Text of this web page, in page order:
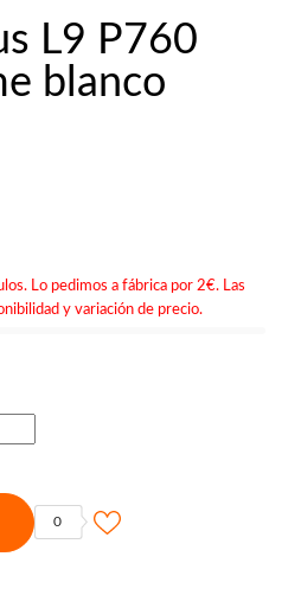
L9 P760
blanco
Lo pedimos a fábrica por 2€. Las
y variación de precio.
0